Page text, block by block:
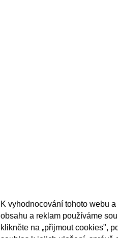
K vyhodnocování tohoto webu
obsahu a reklam používáme
klikněte na „přijmout cookies",